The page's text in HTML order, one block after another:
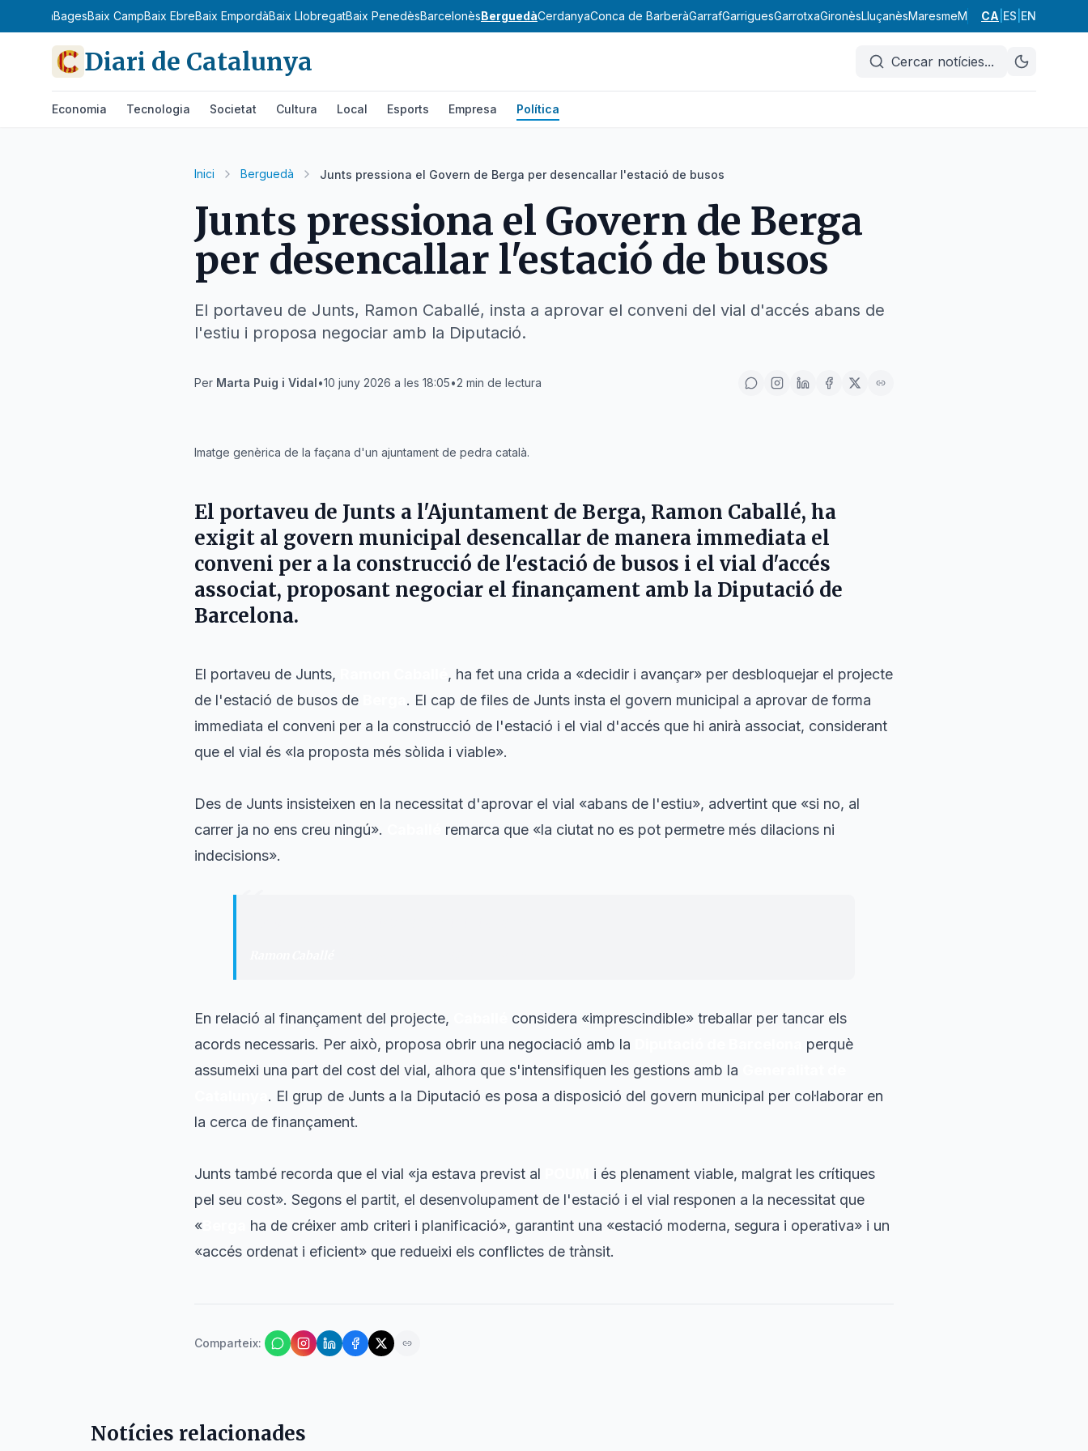
AranBagesBaix CampBaix EbreBaix EmpordàBaix LlobregatBaix PenedèsBarcelonèsBerguedàCerdanyaConca de BarberàGarrafGarriguesGarrotxaGironèsLluçanèsMaresmeMoianès Montsià
CA ES EN
Diari de Catalunya Cercar notícies...
Economia Tecnologia Societat Cultura Local Esports Empresa Política
Inici Berguedà Junts pressiona el Govern de Berga per desencallar l'estació de busos
Junts pressiona el Govern de Berga
per desencallar l'estació de busos
El portaveu de Junts, Ramon Caballé, insta a aprovar el conveni del vial d'accés abans de
l'estiu i proposa negociar amb la Diputació.
Per Marta Puig i Vidal•10 juny 2026 a les 18:05•2 min de lectura
Imatge genèrica de la façana d'un ajuntament de pedra català.
El portaveu de Junts a l'Ajuntament de Berga, Ramon Caballé, ha
exigit al govern municipal desencallar de manera immediata el
conveni per a la construcció de l'estació de busos i el vial d'accés
associat, proposant negociar el finançament amb la Diputació de
Barcelona.
El portaveu de Junts,
, ha fet una crida a «decidir i avançar» per desbloquejar el projecte
de l'estació de busos de
. El cap de files de Junts insta el govern municipal a aprovar de forma
immediata el conveni per a la construcció de l'estació i el vial d'accés que hi anirà associat, considerant
que el vial és «la proposta més sòlida i viable».
Des de Junts insisteixen en la necessitat d'aprovar el vial «abans de l'estiu», advertint que «si no, al
carrer ja no ens creu ningú».
remarca que «la ciutat no es pot permetre més dilacions ni
indecisions».
“
En relació al finançament del projecte,
considera «imprescindible» treballar per tancar els
acords necessaris. Per això, proposa obrir una negociació amb la
perquè
assumeixi una part del cost del vial, alhora que s'intensifiquen les gestions amb la
. El grup de Junts a la Diputació es posa a disposició del govern municipal per col·laborar en
la cerca de finançament.
Junts també recorda que el vial «ja estava previst al
i és plenament viable, malgrat les crítiques
pel seu cost». Segons el partit, el desenvolupament de l'estació i el vial responen a la necessitat que
«
ha de créixer amb criteri i planificació», garantint una «estació moderna, segura i operativa» i un
«accés ordenat i eficient» que redueixi els conflictes de trànsit.
Comparteix:
Notícies relacionades